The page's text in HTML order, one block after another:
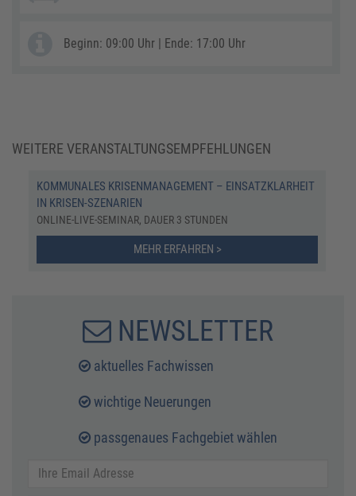
Beginn: 09:00 Uhr | Ende: 17:00 Uhr
WEITERE VERANSTALTUNGSEMPFEHLUNGEN
​​KOMMUNALES KRISENMANAGEMENT – EINSATZKLARHEIT
IN KRISEN-SZENARIEN​
ONLINE-LIVE-SEMINAR, DAUER 3 STUNDEN
MEHR ERFAHREN >
NEWSLETTER
aktuelles Fachwissen
wichtige Neuerungen
passgenaues Fachgebiet wählen